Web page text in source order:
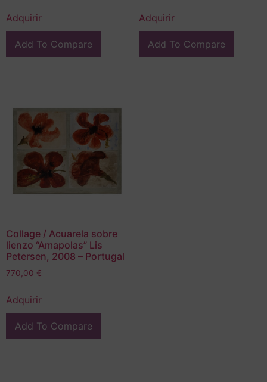
Adquirir
Add To Compare
Adquirir
Add To Compare
Collage / Acuarela sobre
lienzo “Amapolas” Lis
Petersen, 2008 – Portugal
770,00 €
Adquirir
Add To Compare